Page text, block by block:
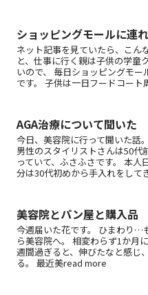
ショッピングモールに連
ネット記事を見ていたら、こん
と、仕事に行く親は子供の学童
いので、 毎日ショッピングモ
です。 子供は一日フードコー
AGA治療について聞いた
今日、美容院に行って聞いた話
男性のスタイリストさんは50代
っていて、ふさふさです。 本人
分は30代初めから手入れをして
美容院とパン屋と購入品
今週届いた花です。 ひまわり…
ら美容院へ。 相変わらず1か月
週間過ぎると、伸びたなと感じ
る。 最近美read more